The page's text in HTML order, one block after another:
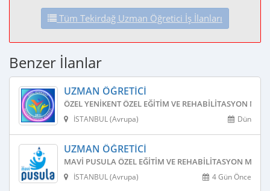
Tüm Tekirdağ Uzman Öğretici İş İlanları
Benzer İlanlar
UZMAN ÖĞRETICI
ÖZEL YENIKENT ÖZEL EĞITIM VE REHABILITASYON
Dün
İSTANBUL (Avrupa)
UZMAN ÖĞRETICI
MAVI PUSULA ÖZEL EĞITIM VE REHABILITASYON
4 Gün Önce
İSTANBUL (Avrupa)